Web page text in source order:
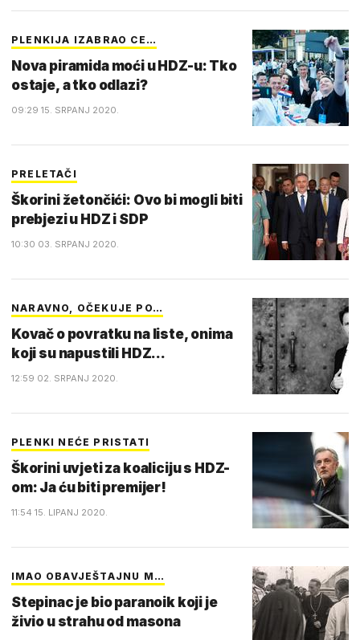
PLENKIJA IZABRAO CE…
Nova piramida moći u HDZ-u: Tko
ostaje, a tko odlazi?
09:29 15. SRPANJ 2020.
PRELETAČI
Škorini žetončići: Ovo bi mogli biti
prebjezi u HDZ i SDP
10:30 03. SRPANJ 2020.
NARAVNO, OČEKUJE PO…
Kovač o povratku na liste, onima
koji su napustili HDZ...
12:59 02. SRPANJ 2020.
PLENKI NEĆE PRISTATI
Škorini uvjeti za koaliciju s HDZ-
om: Ja ću biti premijer!
11:54 15. LIPANJ 2020.
IMAO OBAVJEŠTAJNU M…
Stepinac je bio paranoik koji je
živio u strahu od masona